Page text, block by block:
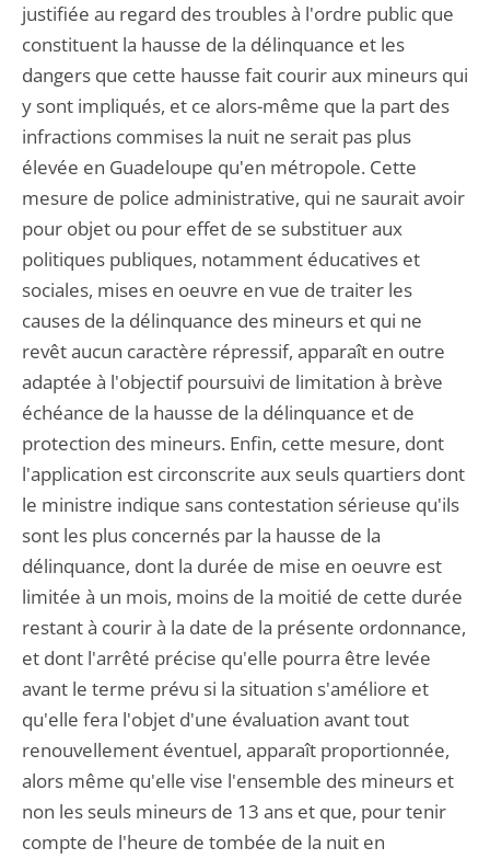
justifiée au regard des troubles à l'ordre public que
constituent la hausse de la délinquance et les
dangers que cette hausse fait courir aux mineurs qui
y sont impliqués, et ce alors-même que la part des
infractions commises la nuit ne serait pas plus
élevée en Guadeloupe qu'en métropole. Cette
mesure de police administrative, qui ne saurait avoir
pour objet ou pour effet de se substituer aux
politiques publiques, notamment éducatives et
sociales, mises en oeuvre en vue de traiter les
causes de la délinquance des mineurs et qui ne
revêt aucun caractère répressif, apparaît en outre
adaptée à l'objectif poursuivi de limitation à brève
échéance de la hausse de la délinquance et de
protection des mineurs. Enfin, cette mesure, dont
l'application est circonscrite aux seuls quartiers dont
le ministre indique sans contestation sérieuse qu'ils
sont les plus concernés par la hausse de la
délinquance, dont la durée de mise en oeuvre est
limitée à un mois, moins de la moitié de cette durée
restant à courir à la date de la présente ordonnance,
et dont l'arrêté précise qu'elle pourra être levée
avant le terme prévu si la situation s'améliore et
qu'elle fera l'objet d'une évaluation avant tout
renouvellement éventuel, apparaît proportionnée,
alors même qu'elle vise l'ensemble des mineurs et
non les seuls mineurs de 13 ans et que, pour tenir
compte de l'heure de tombée de la nuit en